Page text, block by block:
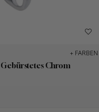
+ FARBEN
Chrom